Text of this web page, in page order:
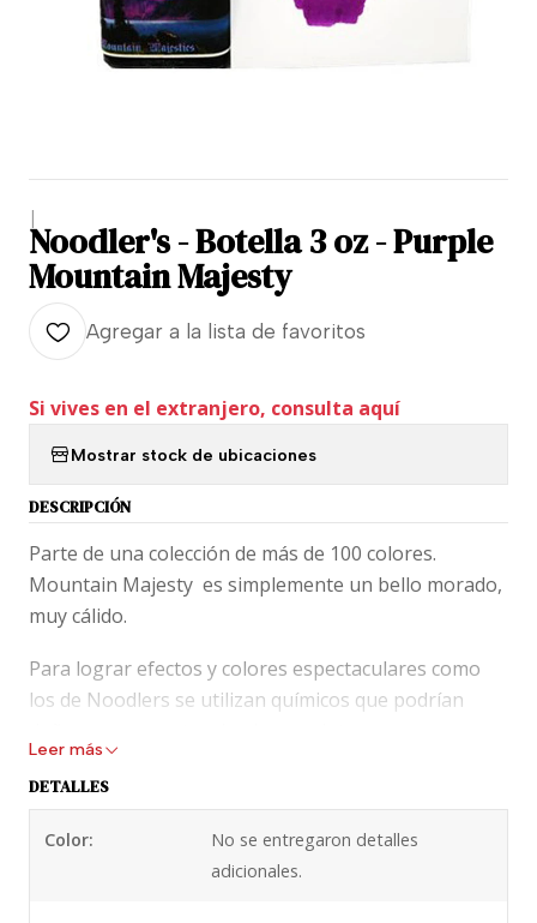
|
Noodler's - Botella 3 oz - Purple
Mountain Majesty
Agregar a la lista de favoritos
Si vives en el extranjero, consulta aquí
Mostrar stock de ubicaciones
DESCRIPCIÓN
Parte de una colección de más de 100 colores.
Mountain Majesty es simplemente un bello morado,
muy cálido.
Para lograr efectos y colores espectaculares como
los de Noodlers se utilizan químicos que podrían
Recomendamos el aseo adecuado de tu pluma (lavar
una vez al mes) y uso constante de tu pluma cargada
Leer más
DETALLES
Color:
No se entregaron detalles
adicionales.